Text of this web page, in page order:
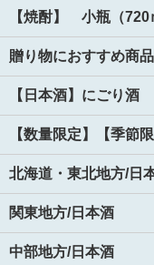
【焼酎】 小瓶（720
贈り物におすすめ商品
【日本酒】にごり酒
【数量限定】【季節
北海道・東北地方/日
関東地方/日本酒
中部地方/日本酒